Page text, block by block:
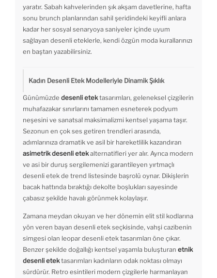
yaratır. Sabah kahvelerinden şık akşam davetlerine, hafta
sonu brunch planlarından sahil şeridindeki keyifli anlara
kadar her sosyal senaryoya saniyeler içinde uyum
sağlayan desenli eteklerle, kendi özgün moda kurallarınızı
en baştan yazabilirsiniz.
Kadın Desenli Etek Modelleriyle Dinamik Şıklık
Günümüzde desenli etektasarımları, geleneksel çizgilerin
muhafazakar sınırlarını tamamen esneterek podyum
neşesini ve sanatsal maksimalizmi kentsel yaşama taşır.
Sezonun en çok ses getiren trendleri arasında,
adımlarınıza dramatik ve asil bir hareketlilik kazandıran
asimetrik desenli etekalternatifleri yer alır. Ayrıca modern
ve asi bir duruş sergilemenizi garantileyen yırtmaçlı
desenli etek de trend listesinde başrolü oynar. Dikişlerin
bacak hattında bıraktığı dekolte boşlukları sayesinde
çabasız şekilde havalı görünmek kolaylaşır.
Zamana meydan okuyan ve her dönemin elit stil kodlarına
yön veren bayan desenli etek seçkisinde, vahşi cazibenin
simgesi olan leopar desenli etek tasarımları öne çıkar.
Benzer şekilde doğallığı kentsel yaşamla buluşturan etnik
desenli etektasarımları kadınların odak noktası olmayı
sürdürür. Retro esintileri modern çizgilerle harmanlayan